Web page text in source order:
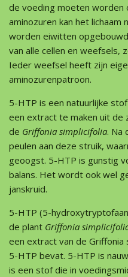
de voeding moeten worden
aminozuren kan het lichaam
worden eiwitten
van alle cellen en weefsels,
Ieder weefsel heeft zijn
aminozurenpatroon.
5-HTP is een natuurlijke
een extract te maken uit de
de Griffonia simplicifolia. Na
peulen aan deze struik,
geoogst. 5-HTP is gunstig
balans. Het wordt ook wel
janskruid.
5-HTP (5-
de plant Griffonia
een extract van de Griffonia
5-HTP bevat. 5-HTP is
is een stof die in